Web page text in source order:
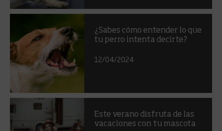
¿Sabes cómo entender lo que
tu perro intenta decirte?
12/04/2024
Este verano disfruta de las
vacaciones con tu mascota